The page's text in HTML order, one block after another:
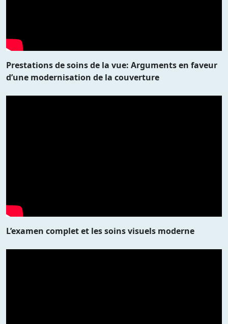
Prestations de soins de la vue: Arguments en faveur
d’une modernisation de la couverture
L’examen complet et les soins visuels moderne